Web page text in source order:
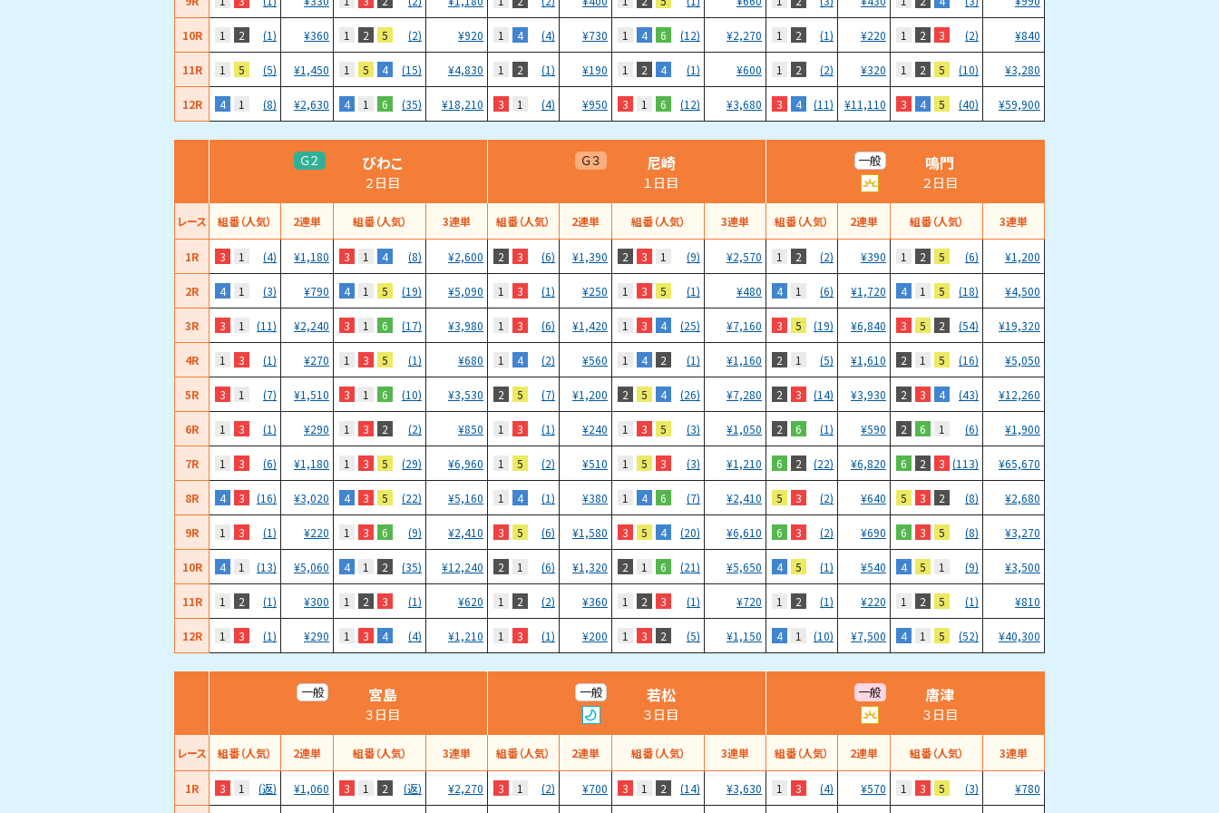
10R 1 2 (1) ¥360 1 2 5 (2) ¥920 1 4 (4) ¥730 1 4 6 (12) ¥2,270 1 2 (1) ¥220 1 2 3 (2) ¥840
11R 1 5 (5) ¥1,450 1 5 4 (15) ¥4,830 1 2 (1) ¥190 1 2 4 (1) ¥600 1 2 (2) ¥320 1 2 5 (10) ¥3,280
12R 4 1 (8) ¥2,630 4 1 6 (35) ¥18,210 3 1 (4) ¥950 3 1 6 (12) ¥3,680 3 4 (11) ¥11,110 3 4 5 (40) ¥59,900
Ｇ２ びわこ
２日目
Ｇ３ 尼崎
１日目
一般 鳴門
２日目
レース 組番（人気） 2連単 組番（人気） 3連単 組番（人気） 2連単 組番（人気） 3連単 組番（人気） 2連単 組番（人気） 3連単
1R 3 1 (4) ¥1,180 3 1 4 (8) ¥2,600 2 3 (6) ¥1,390 2 3 1 (9) ¥2,570 1 2 (2) ¥390 1 2 5 (6) ¥1,200
2R 4 1 (3) ¥790 4 1 5 (19) ¥5,090 1 3 (1) ¥250 1 3 5 (1) ¥480 4 1 (6) ¥1,720 4 1 5 (18) ¥4,500
3R 3 1 (11) ¥2,240 3 1 6 (17) ¥3,980 1 3 (6) ¥1,420 1 3 4 (25) ¥7,160 3 5 (19) ¥6,840 3 5 2 (54) ¥19,320
4R 1 3 (1) ¥270 1 3 5 (1) ¥680 1 4 (2) ¥560 1 4 2 (1) ¥1,160 2 1 (5) ¥1,610 2 1 5 (16) ¥5,050
5R 3 1 (7) ¥1,510 3 1 6 (10) ¥3,530 2 5 (7) ¥1,200 2 5 4 (26) ¥7,280 2 3 (14) ¥3,930 2 3 4 (43) ¥12,260
6R 1 3 (1) ¥290 1 3 2 (2) ¥850 1 3 (1) ¥240 1 3 5 (3) ¥1,050 2 6 (1) ¥590 2 6 1 (6) ¥1,900
7R 1 3 (6) ¥1,180 1 3 5 (29) ¥6,960 1 5 (2) ¥510 1 5 3 (3) ¥1,210 6 2 (22) ¥6,820 6 2 3 (113) ¥65,670
8R 4 3 (16) ¥3,020 4 3 5 (22) ¥5,160 1 4 (1) ¥380 1 4 6 (7) ¥2,410 5 3 (2) ¥640 5 3 2 (8) ¥2,680
9R 1 3 (1) ¥220 1 3 6 (9) ¥2,410 3 5 (6) ¥1,580 3 5 4 (20) ¥6,610 6 3 (2) ¥690 6 3 5 (8) ¥3,270
10R 4 1 (13) ¥5,060 4 1 2 (35) ¥12,240 2 1 (6) ¥1,320 2 1 6 (21) ¥5,650 4 5 (1) ¥540 4 5 1 (9) ¥3,500
11R 1 2 (1) ¥300 1 2 3 (1) ¥620 1 2 (2) ¥360 1 2 3 (1) ¥720 1 2 (1) ¥220 1 2 5 (1) ¥810
12R 1 3 (1) ¥290 1 3 4 (4) ¥1,210 1 3 (1) ¥200 1 3 2 (5) ¥1,150 4 1 (10) ¥7,500 4 1 5 (52) ¥40,300
一般 宮島
３日目
一般 若松
３日目
一般 唐津
３日目
レース 組番（人気） 2連単 組番（人気） 3連単 組番（人気） 2連単 組番（人気） 3連単 組番（人気） 2連単 組番（人気） 3連単
1R 3 1 (返) ¥1,060 3 1 2 (返) ¥2,270 3 1 (2) ¥700 3 1 2 (14) ¥3,630 1 3 (4) ¥570 1 3 5 (3) ¥780